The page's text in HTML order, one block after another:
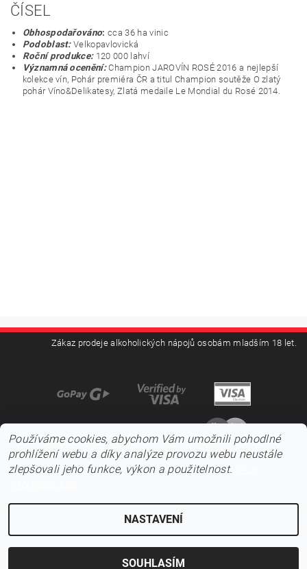
ČÍSEL
Obhospodařováno: cca 36 ha vinic
Podoblast:Velkopavlovická
Roční produkce:120 000 lahví
Významná ocenění: Champion JAROVÍN ROSÉ 2016 a nejlepší
kolekce vín, Pohár premiéra ČR a titul Champion soutěže O zlatý
pohár Víno&Delikatesy, Zlatá medaile Le Mondial du Rosé 2014.
Zákaz prodeje alkoholických nápojů osobám mladším 18 let.
2026 ©Pojďnavíno.cz, všechna práva vyhrazena
Vytvořil Shoptet
Používáme cookies, abychom Vám umožnili pohodlné
prohlížení webu a díky analýze provozu webu neustále
zlepšovali jeho funkce, výkon a použitelnost.
NASTAVENÍ
SOUHLASÍM